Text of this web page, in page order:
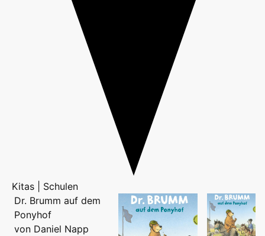
Kitas | Schulen
Dr. Brumm auf dem
Ponyhof
von Daniel Napp